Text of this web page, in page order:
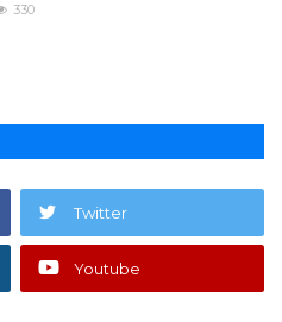
330
Twitter
Youtube